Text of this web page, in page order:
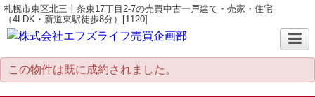
札幌市東区北三十条東17丁目2-7の売買中古一戸建て・売家・住宅
（4LDK・新道東駅徒歩8分）[1120]
この物件は既に成約されました。